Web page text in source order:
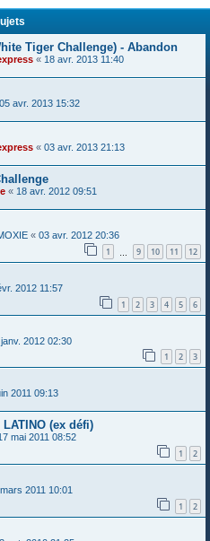
Tiger Challenge) - Abandon
« 18 avr. 2013 11:40
05 avr. 2013 15:32
« 03 avr. 2013 21:13
« 18 avr. 2012 09:51
« 03 avr. 2012 20:36
1 9 10 11 12
2012 11:57
1 2 3 4 5 6
2012 02:30
1 2 3
2011 09:13
(ex défi)
mai 2011 08:52
1 2
2011 10:01
1 2